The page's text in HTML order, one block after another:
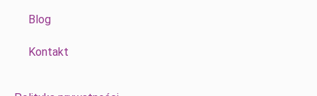
Blog
Kontakt